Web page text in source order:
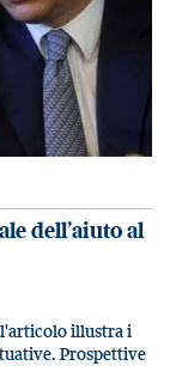
dell’aiuto al
l'articolo illustra i
Prospettive